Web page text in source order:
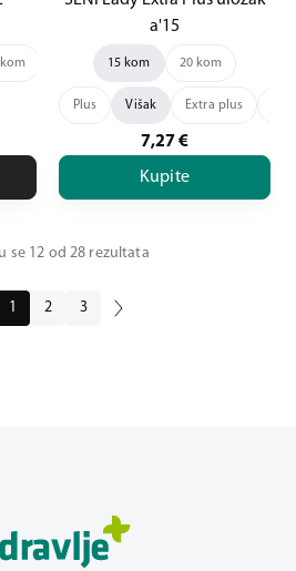
24 kom
a'15
15 kom 20 kom
Plus Višak Extra plus
7,27 €
Kupite
se 12 od 28 rezultata
1 2 3